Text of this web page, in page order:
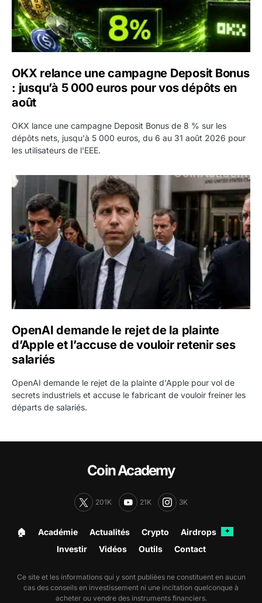
OKX relance une campagne Deposit Bonus
: jusqu’à 5 000 euros pour vos dépôts en
août
OKX lance une campagne Deposit Bonus de 8 % sur les
dépôts nets, jusqu'à 5 000 euros, du 6 au 31 août 2026 pour
les utilisateurs de l'EEE.
OpenAI demande le rejet de la plainte d’Apple et
OpenAI demande le rejet de la plainte
d’Apple et l’accuse de vouloir retenir ses
salariés
OpenAI demande le rejet de la plainte d'Apple pour vol de
secrets industriels et accuse le fabricant de vouloir freiner les
départs de salariés.
Coin Academy
201K 21K 3K
🏠︎ Académie Actualités Crypto Airdrops ✦
Investir Vidéos Outils Contact
Ce site et les informations qui y sont publiées ne constituent en aucun
cas des conseils en investissement ni une incitation quelconque à
acheter ou vendre des instruments financiers.